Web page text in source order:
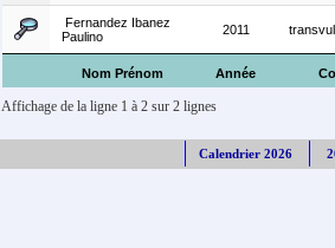
Nom Prénom Année
Fernandez Ibanez
Paulino
2011
Affichage de la ligne 1 à 2 sur 2 lignes
Calendrier 2026